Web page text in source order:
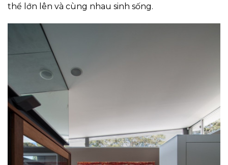
thể lớn lên và cùng nhau sinh sống.